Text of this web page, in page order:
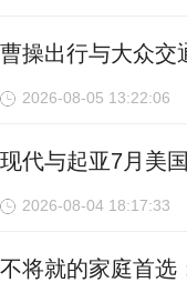
曹操出行与大众交
2026-08-05 13:22:06
现代与起亚7月美
2026-08-04 18:17:33
不将就的家庭首选